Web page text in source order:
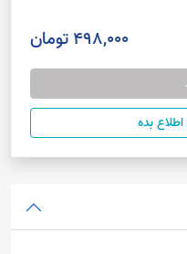
498,000 تومان
بده